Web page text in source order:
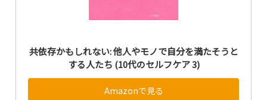
共依存かもしれない: 他人やモノで自分を満たそうと
する人たち (10代のセルフケア 3)
Amazonで見る